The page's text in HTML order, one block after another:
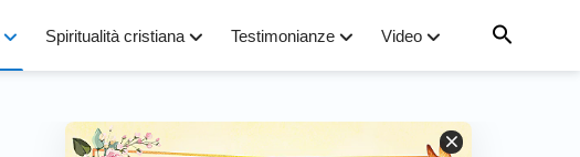
Spiritualità cristiana Testimonianze Video